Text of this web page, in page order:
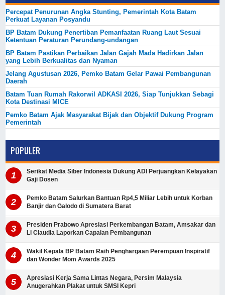
Percepat Penurunan Angka Stunting, Pemerintah Kota Batam
Perkuat Layanan Posyandu
BP Batam Dukung Penertiban Pemanfaatan Ruang Laut Sesuai
Ketentuan Peraturan Perundang-undangan
BP Batam Pastikan Perbaikan Jalan Gajah Mada Hadirkan Jalan
yang Lebih Berkualitas dan Nyaman
Jelang Agustusan 2026, Pemko Batam Gelar Pawai Pembangunan
Daerah
Batam Tuan Rumah Rakorwil ADKASI 2026, Siap Tunjukkan Sebagi
Kota Destinasi MICE
Pemko Batam Ajak Masyarakat Bijak dan Objektif Dukung Program
Pemerintah
POPULER
Serikat Media Siber Indonesia Dukung ADI Perjuangkan Kelayakan
Gaji Dosen
Pemko Batam Salurkan Bantuan Rp4,5 Miliar Lebih untuk Korban
Banjir dan Galodo di Sumatera Barat
Presiden Prabowo Apresiasi Perkembangan Batam, Amsakar dan
Li Claudia Laporkan Capaian Pembangunan
Wakil Kepala BP Batam Raih Penghargaan Perempuan Inspiratif
dan Wonder Mom Awards 2025
Apresiasi Kerja Sama Lintas Negara, Persim Malaysia
Anugerahkan Plakat untuk SMSI Kepri